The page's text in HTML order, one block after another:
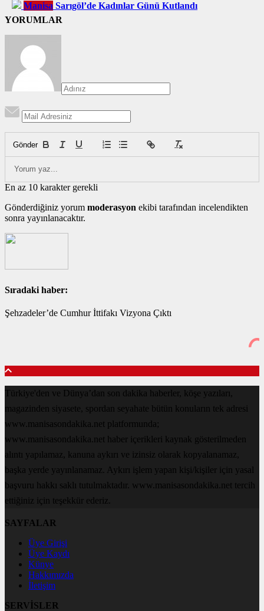
Manisa Sarıgöl’de Kadınlar Günü Kutlandı
YORUMLAR
Gönder
En az 10 karakter gerekli
Gönderdiğiniz yorum moderasyon ekibi tarafından incelendikten
sonra yayınlanacaktır.
Sıradaki haber:
Şehzadeler’de Cumhur İttifakı Vizyona Çıktı
Türkiye'den ve Dünya’dan son dakika haberler, köşe yazıları,
magazinden siyasete, spordan seyahate bütün konuların tek adresi
www.manisasondakika.net platformunda;
www.manisasondakika.net haber içerikleri kaynak gösterilmeden
alıntı yapılamaz, kanuna aykırı ve izinsiz olarak kopyalanamaz,
başka yerde yayınlanamaz. Aykırı işlem yapan kişi/kişiler için yasal
başvuru hakkı saklı tutulmaktadır. www.manisasondakika.net tercih
ettiğiniz için teşekkür ederiz.
SAYFALAR
Üye Girişi
Üye Kaydı
Künye
Hakkımızda
İletişim
SERVİSLER